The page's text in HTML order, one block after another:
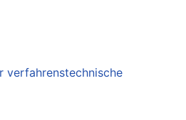
verfahrenstechnische